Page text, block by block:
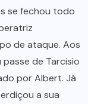
se fechou todo
de ataque. Aos
de Tarcisio
por Albert. Já
a sua